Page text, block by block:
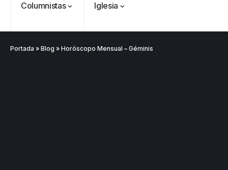
Columnistas Iglesia
Portada » Blog » Horóscopo Mensual – Géminis